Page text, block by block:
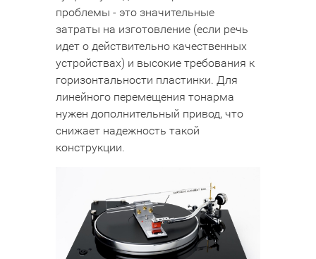
проблемы - это значительные
затраты на изготовление (если речь
идет о действительно качественных
устройствах) и высокие требования к
горизонтальности пластинки. Для
линейного перемещения тонарма
нужен дополнительный привод, что
снижает надежность такой
конструкции.